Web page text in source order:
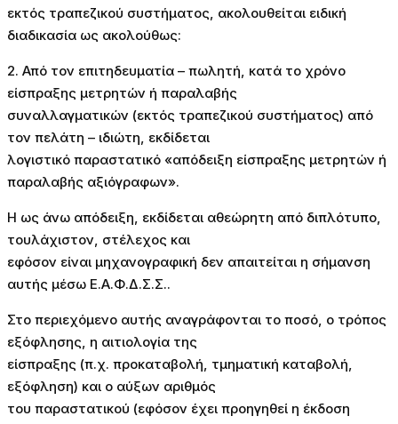
εκτός τραπεζικού συστήματος, ακολουθείται ειδική
διαδικασία ως ακολούθως:
2. Από τον επιτηδευματία – πωλητή, κατά το χρόνο
είσπραξης μετρητών ή παραλαβής
συναλλαγματικών (εκτός τραπεζικού συστήματος) από
τον πελάτη – ιδιώτη, εκδίδεται
λογιστικό παραστατικό «απόδειξη είσπραξης μετρητών ή
παραλαβής αξιόγραφων».
Η ως άνω απόδειξη, εκδίδεται αθεώρητη από διπλότυπο,
τουλάχιστον, στέλεχος και
εφόσον είναι μηχανογραφική δεν απαιτείται η σήμανση
αυτής μέσω Ε.Α.Φ.Δ.Σ.Σ..
Στο περιεχόμενο αυτής αναγράφονται το ποσό, ο τρόπος
εξόφλησης, η αιτιολογία της
είσπραξης (π.χ. προκαταβολή, τμηματική καταβολή,
εξόφληση) και ο αύξων αριθμός
του παραστατικού (εφόσον έχει προηγηθεί η έκδοση